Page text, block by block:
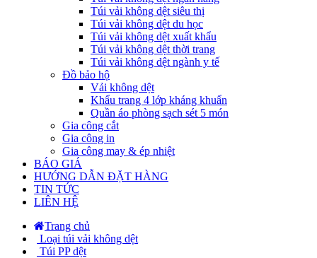
Túi vải không dệt siêu thị
Túi vải không dệt du học
Túi vải không dệt xuất khẩu
Túi vải không dệt thời trang
Túi vải không dệt ngành y tế
Đồ bảo hộ
Vải không dệt
Khẩu trang 4 lớp kháng khuẩn
Quần áo phòng sạch sét 5 món
Gia công cắt
Gia công in
Gia công may & ép nhiệt
BÁO GIÁ
HƯỚNG DẪN ĐẶT HÀNG
TIN TỨC
LIÊN HỆ
Trang chủ
Loại túi vải không dệt
Túi PP dệt